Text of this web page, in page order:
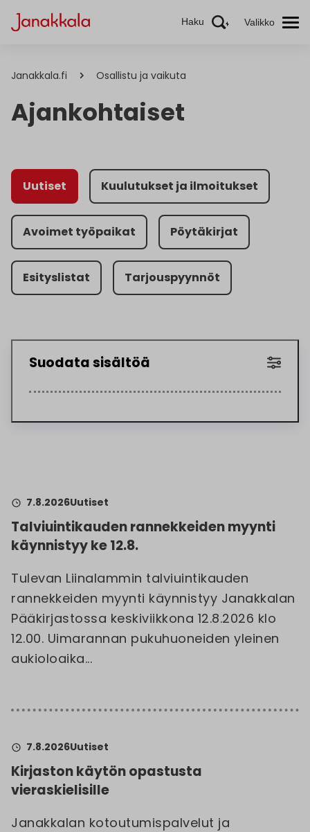
Haku Valikko
Janakkala.fi Osallistu ja vaikuta
Ajankohtaiset
Uutiset
Tarjouspyynnöt
Kuulutukset ja ilmoitukset
Avoimet työpaikat Pöytäkirjat
Esityslistat
Suodata sisältöä
7.8.2026Uutiset
Talviuintikauden rannekkeiden myynti
käynnistyy ke 12.8.
Tulevan Liinalammin talviuintikauden
rannekkeiden myynti käynnistyy Janakkalan
Pääkirjastossa keskiviikkona 12.8.2026 klo
12.00. Uimarannan pukuhuoneiden yleinen
aukioloaika...
7.8.2026Uutiset
Kirjaston käytön opastusta
vieraskielisille
Janakkalan kotoutumispalvelut ja